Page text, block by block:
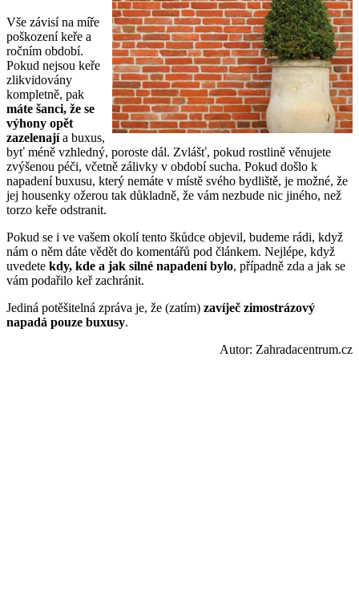
Vše závisí na míře
poškození keře a
ročním období.
Pokud nejsou keře
zlikvidovány
kompletně, pak
máte šanci, že se
výhony opět
zazelenajía buxus,
byť méně vzhledný, poroste dál. Zvlášť, pokud rostlině věnujete
zvýšenou péči, včetně zálivky v období sucha. Pokud došlo k
napadení buxusu, který nemáte v místě svého bydliště, je možné, že
jej housenky ožerou tak důkladně, že vám nezbude nic jiného, než
torzo keře odstranit.
Pokud se i ve vašem okolí tento škůdce objevil, budeme rádi, když
nám o něm dáte vědět do komentářů pod článkem. Nejlépe, když
uvedete kdy, kde a jak silné napadení bylo, případně zda a jak se
vám podařilo keř zachránit.
Jediná potěšitelná zpráva je, že (zatím) zavíječ zimostrázový
napadá pouze buxusy.
Autor: Zahradacentrum.cz